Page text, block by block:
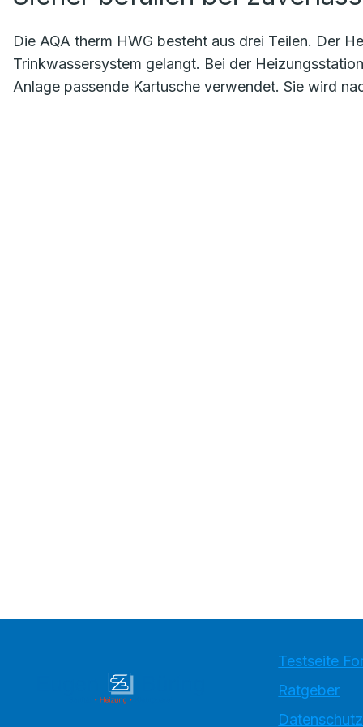
Die AQA therm HWG besteht aus drei Teilen. Der
Trinkwassersystem gelangt. Bei der
Anlage passende Kartusche verwendet. Sie wird
Testseite
Ratgeber